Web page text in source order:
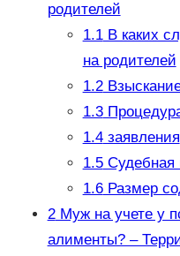
родителей
1.1В каких
на родителей
1.2
1.3
1.4заявления
1.5Судебная
1.6Размер
2Муж на учете у
алименты? –